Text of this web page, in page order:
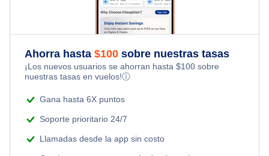
Flights Under $29
Flights Under $99
Honeymoon Vacations
Romantic Vacations
Adventure Vacations
Ahorra hasta $100 sobre nuestras tasas
¡Los nuevos usuarios se ahorran hasta $100 sobre
nuestras tasas en vuelos!ⓘ
Gana hasta 6X puntos
Soporte prioritario 24/7
Llamadas desde la app sin costo